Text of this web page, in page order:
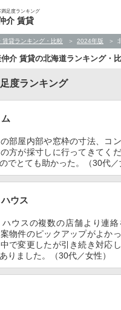
満足度ランキング
介 賃貸
賃貸ランキング・比較 2024年版
仲介 賃貸の北海道ランキング・
度ランキング
部屋内部や窓枠の寸法、コ
方が採寸しに行ってきてく
でとても助かった。（30代／
ウス
ウスの複数の店舗より連
物件のピックアップがよか
で変更したが引き続き対応
りました。（30代／女性）